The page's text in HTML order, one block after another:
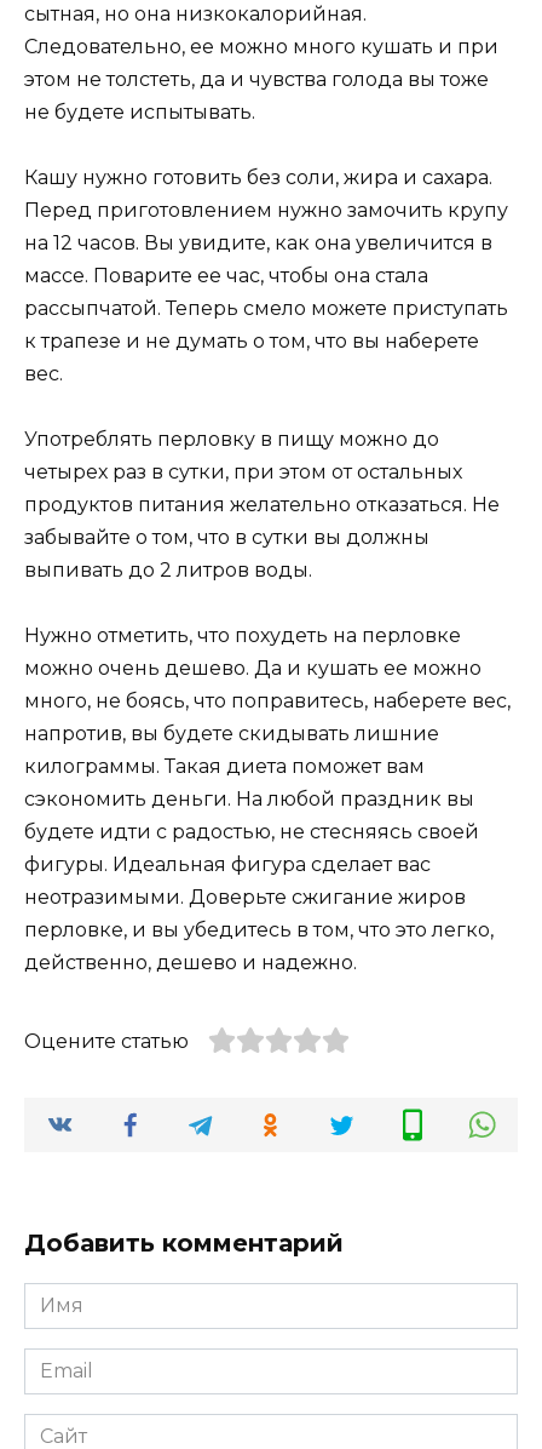
сытная, но она низкокалорийная.
Следовательно, ее можно много кушать и при
этом не толстеть, да и чувства голода вы тоже
не будете испытывать.
Кашу нужно готовить без соли, жира и сахара.
Перед приготовлением нужно замочить крупу
на 12 часов. Вы увидите, как она увеличится в
массе. Поварите ее час, чтобы она стала
рассыпчатой. Теперь смело можете приступать
к трапезе и не думать о том, что вы наберете
вес.
Употреблять перловку в пищу можно до
четырех раз в сутки, при этом от остальных
продуктов питания желательно отказаться. Не
забывайте о том, что в сутки вы должны
выпивать до 2 литров воды.
Нужно отметить, что похудеть на перловке
можно очень дешево. Да и кушать ее можно
много, не боясь, что поправитесь, наберете вес,
напротив, вы будете скидывать лишние
килограммы. Такая диета поможет вам
сэкономить деньги. На любой праздник вы
будете идти с радостью, не стесняясь своей
фигуры. Идеальная фигура сделает вас
неотразимыми. Доверьте сжигание жиров
перловке, и вы убедитесь в том, что это легко,
действенно, дешево и надежно.
Оцените статью
Добавить комментарий
Имя
*
Email
*
Сайт